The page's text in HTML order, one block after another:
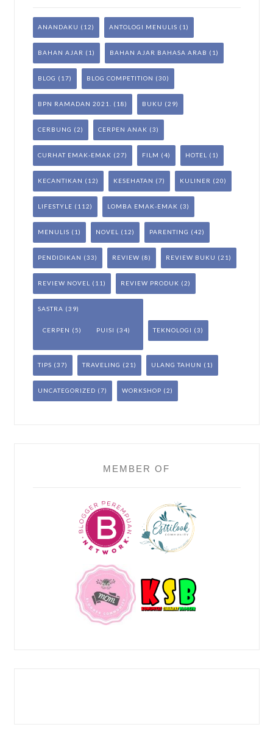
ANANDAKU (12) ANTOLOGI MENULIS (1)
BAHAN AJAR (1) BAHAN AJAR BAHASA ARAB (1)
BLOG (17) BLOG COMPETITION (30)
BPN RAMADAN 2021. (18) BUKU (29)
CERBUNG (2) CERPEN ANAK (3)
CURHAT EMAK-EMAK (27) FILM (4) HOTEL (1)
KECANTIKAN (12) KESEHATAN (7) KULINER (20)
LIFESTYLE (112) LOMBA EMAK-EMAK (3)
MENULIS (1) NOVEL (12) PARENTING (42)
PENDIDIKAN (33) REVIEW (8) REVIEW BUKU (21)
REVIEW NOVEL (11) REVIEW PRODUK (2)
SASTRA (39)
CERPEN (5) PUISI (34) TEKNOLOGI (3)
TIPS (37) TRAVELING (21) ULANG TAHUN (1)
UNCATEGORIZED (7) WORKSHOP (2)
MEMBER OF